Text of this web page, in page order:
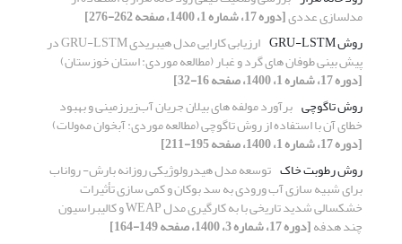
مدلسازی عددی[دوره 17، شماره 1، 1400، صفحه 262-276]
روش GRU-LSTM
ارزیابی کارایی مدل هیبریدی GRU-LSTM در
پیش بینی طوفان های گرد و غبار (مطالعه موردی: استان خوزستان)
[دوره 17، شماره 1، 1400، صفحه 16-32]
روش تاگوچی برآورد مولفه های بیلان جریان آب‌زیرزمینی و بهبود
خطای آن با استفاده از روش تاگوچی (مطالعه موردی: آبخوان مه‌ولات)
[دوره 17، شماره 1، 1400، صفحه 195-211]
روش رطوبت خاک توسعه مدل هیدرولوژیکی روزانه بارش- رواناب
برای شبیه سازی آب ورودی به سد بوکان و کمی سازی تأثیرات
خشکسالی شدید تاریخی با به کارگیری مدل WEAP و کالیبراسیون
چند هدفه[دوره 17، شماره 3، 1400، صفحه 149-164]